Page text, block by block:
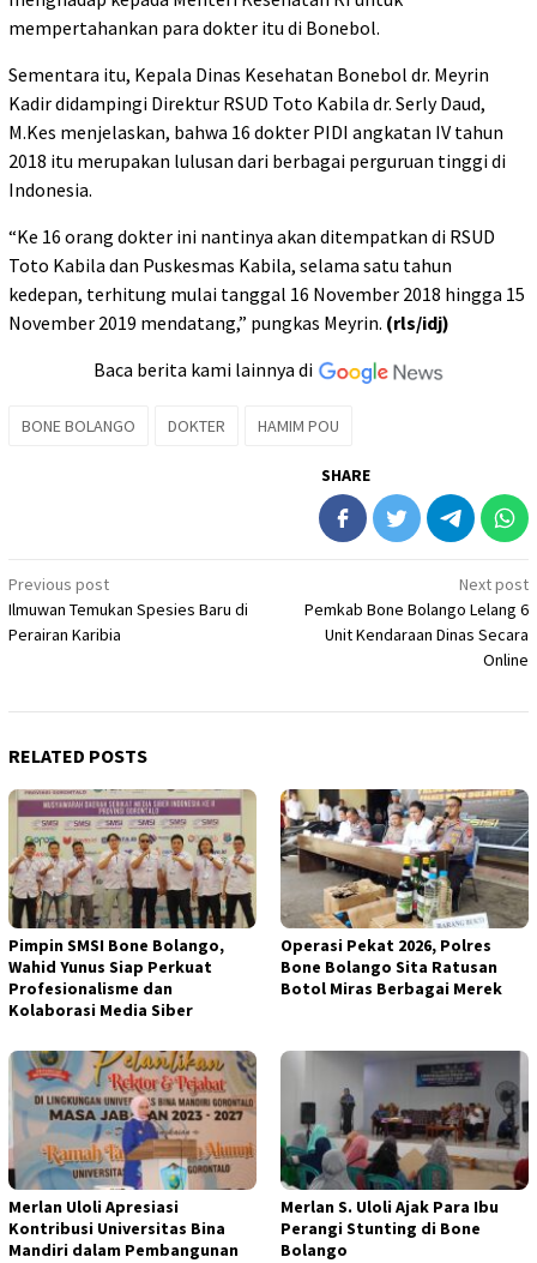
mempertahankan para dokter itu di Bonebol.
Sementara itu, Kepala Dinas Kesehatan Bonebol dr. Meyrin
Kadir didampingi Direktur RSUD Toto Kabila dr. Serly Daud,
M.Kes menjelaskan, bahwa 16 dokter PIDI angkatan IV tahun
2018 itu merupakan lulusan dari berbagai perguruan tinggi di
Indonesia.
“Ke 16 orang dokter ini nantinya akan ditempatkan di RSUD
Toto Kabila dan Puskesmas Kabila, selama satu tahun
kedepan, terhitung mulai tanggal 16 November 2018 hingga 15
November 2019 mendatang,” pungkas Meyrin. (rls/idj)
Baca berita kami lainnya di
BONE BOLANGO DOKTER HAMIM POU
SHARE
Post
navigation
Previous post
Ilmuwan Temukan Spesies Baru di
Perairan Karibia
Next post
Pemkab Bone Bolango Lelang 6
Unit Kendaraan Dinas Secara
Online
RELATED POSTS
Pimpin SMSI Bone Bolango,
Wahid Yunus Siap Perkuat
Profesionalisme dan
Kolaborasi Media Siber
Operasi Pekat 2026, Polres
Bone Bolango Sita Ratusan
Botol Miras Berbagai Merek
Merlan Uloli Apresiasi
Kontribusi Universitas Bina
Mandiri dalam Pembangunan
Merlan S. Uloli Ajak Para Ibu
Perangi Stunting di Bone
Bolango